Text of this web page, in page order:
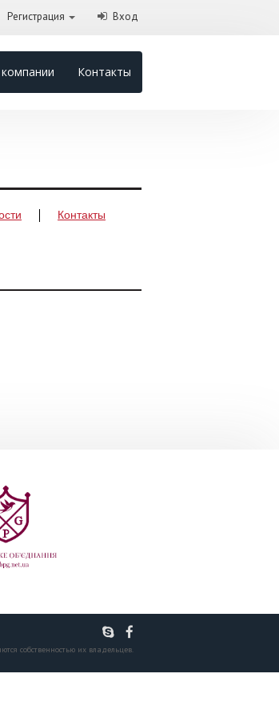
Регистрация Вход
Контакты
Контакты
собственностью их владельцев.